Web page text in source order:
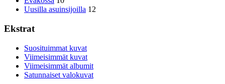
Uusilla asuinsijoilla 12
Ekstrat
Suosituimmat kuvat
Viimeisimmät kuvat
Viimeisimmät albumit
Satunnaiset valokuvat